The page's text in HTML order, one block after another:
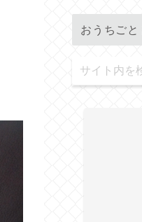
おうちごと